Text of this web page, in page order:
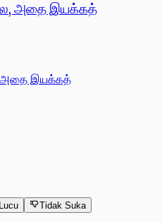
அதை இயக்கத்
Lucu Tidak Suka